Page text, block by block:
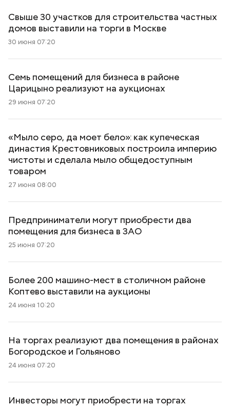
Свыше 30 участков для строительства частных
домов выставили на торги в Москве
30 июня 07:20
Семь помещений для бизнеса в районе
Царицыно реализуют на аукционах
29 июня 07:20
«Мыло серо, да моет бело»: как купеческая
династия Крестовниковых построила империю
чистоты и сделала мыло общедоступным
товаром
27 июня 08:00
Предприниматели могут приобрести два
помещения для бизнеса в ЗАО
25 июня 07:20
Более 200 машино-мест в столичном районе
Коптево выставили на аукционы
24 июня 10:20
На торгах реализуют два помещения в районах
Богородское и Гольяново
24 июня 07:20
Инвесторы могут приобрести на торгах